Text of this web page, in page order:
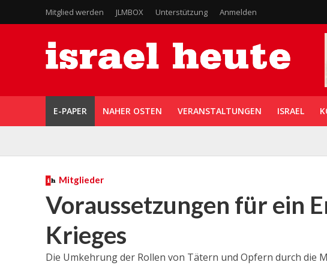
Mitglied werden JLMBOX Unterstützung Anmelden
E-PAPER NAHER OSTEN VERANSTALTUNGEN ISRAEL
Mitglieder
Voraussetzungen für ein
Krieges
Die Umkehrung der Rollen von Tätern und Opfern durch die